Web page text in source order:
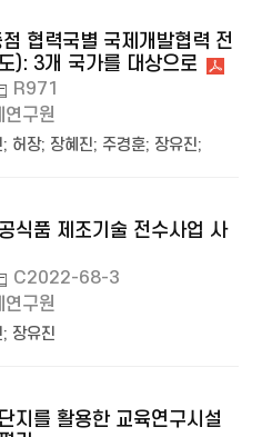
협력국별 국제개발협력 전
): 3개 국가를 대상으로
R971
연구원
; 허장; 장혜진; 주경훈; 장유진;
식품 제조기술 전수사업 사
C2022-68-3
연구원
; 장유진
지를 활용한 교육연구시설